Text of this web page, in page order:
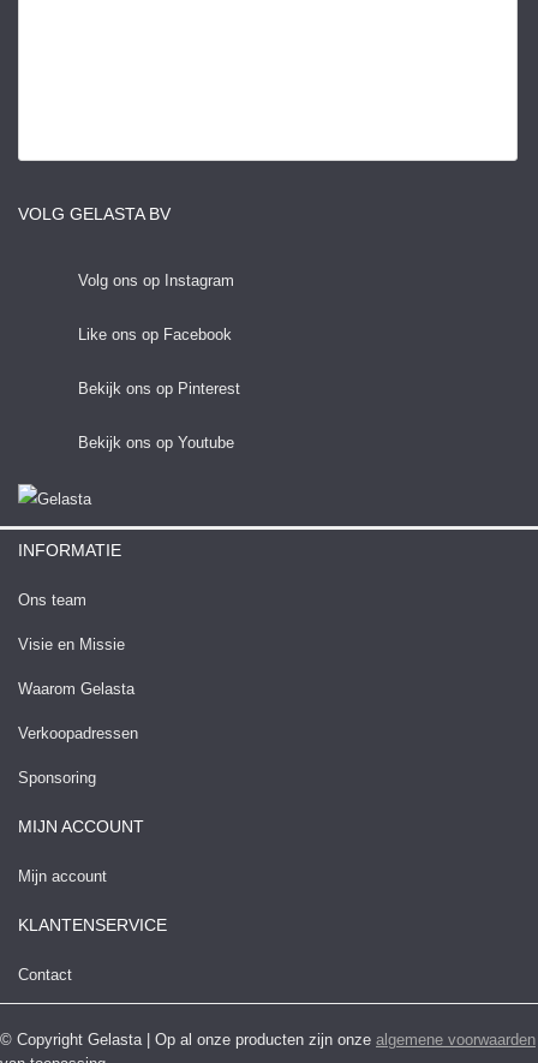
VOLG GELASTA BV
Volg ons op Instagram
Like ons op Facebook
Bekijk ons op Pinterest
Bekijk ons op Youtube
INFORMATIE
Ons team
Visie en Missie
Waarom Gelasta
Verkoopadressen
Sponsoring
MIJN ACCOUNT
Mijn account
KLANTENSERVICE
Contact
© Copyright Gelasta | Op al onze producten zijn onze algemene voorwaarden